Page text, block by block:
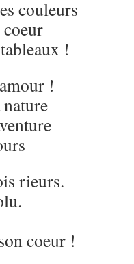
couleurs
!
!
rieurs.
coeur !